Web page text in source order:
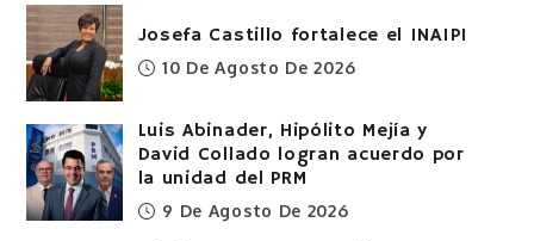
Josefa Castillo fortalece el INAIPI
10 De Agosto De 2026
Luis Abinader, Hipólito Mejía y
David Collado logran acuerdo por
la unidad del PRM
9 De Agosto De 2026